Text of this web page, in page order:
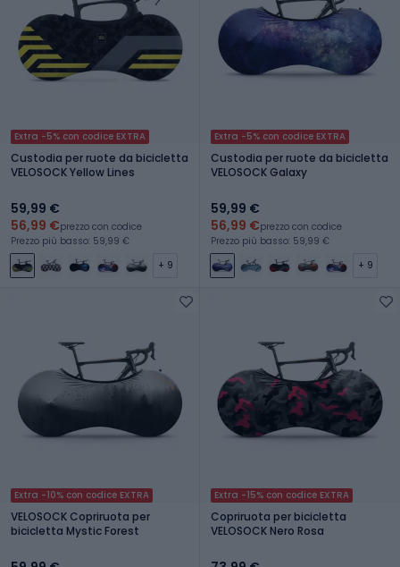
Extra -5% con codice EXTRA
Custodia per ruote da bicicletta
VELOSOCK Yellow Lines
59,99 €
56,99 €prezzo con codice
Prezzo più basso: 59,99 €
+ 9
Extra -5% con codice EXTRA
Custodia per ruote da bicicletta
VELOSOCK Galaxy
59,99 €
56,99 €prezzo con codice
Prezzo più basso: 59,99 €
+ 9
Extra -10% con codice EXTRA
VELOSOCK Copriruota per
bicicletta Mystic Forest
Extra -15% con codice EXTRA
Copriruota per bicicletta
VELOSOCK Nero Rosa